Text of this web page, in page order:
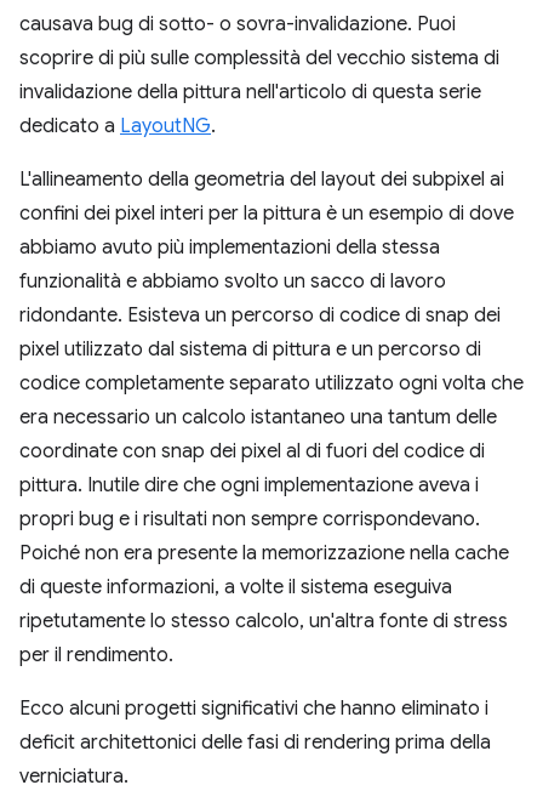
causava bug di sotto- o sovra-invalidazione. Puoi
scoprire di più sulle complessità del vecchio sistema di
invalidazione della pittura nell'articolo di questa serie
dedicato a LayoutNG.
L'allineamento della geometria del layout dei subpixel ai
confini dei pixel interi per la pittura è un esempio di dove
abbiamo avuto più implementazioni della stessa
funzionalità e abbiamo svolto un sacco di lavoro
ridondante. Esisteva un percorso di codice di snap dei
pixel utilizzato dal sistema di pittura e un percorso di
codice completamente separato utilizzato ogni volta che
era necessario un calcolo istantaneo una tantum delle
coordinate con snap dei pixel al di fuori del codice di
pittura. Inutile dire che ogni implementazione aveva i
propri bug e i risultati non sempre corrispondevano.
Poiché non era presente la memorizzazione nella cache
di queste informazioni, a volte il sistema eseguiva
ripetutamente lo stesso calcolo, un'altra fonte di stress
per il rendimento.
Ecco alcuni progetti significativi che hanno eliminato i
deficit architettonici delle fasi di rendering prima della
verniciatura.